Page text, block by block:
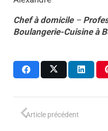
Chef à domicile–
Boulangerie-Cuisine à
Article précédent